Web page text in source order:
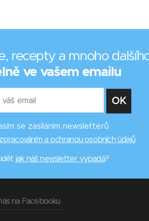
recepty a mnoho
ve vašem emailu
se zasíláním newsletterů
a ochranou osobních údajů
jak náš newsletter vypadá?
na Facebooku